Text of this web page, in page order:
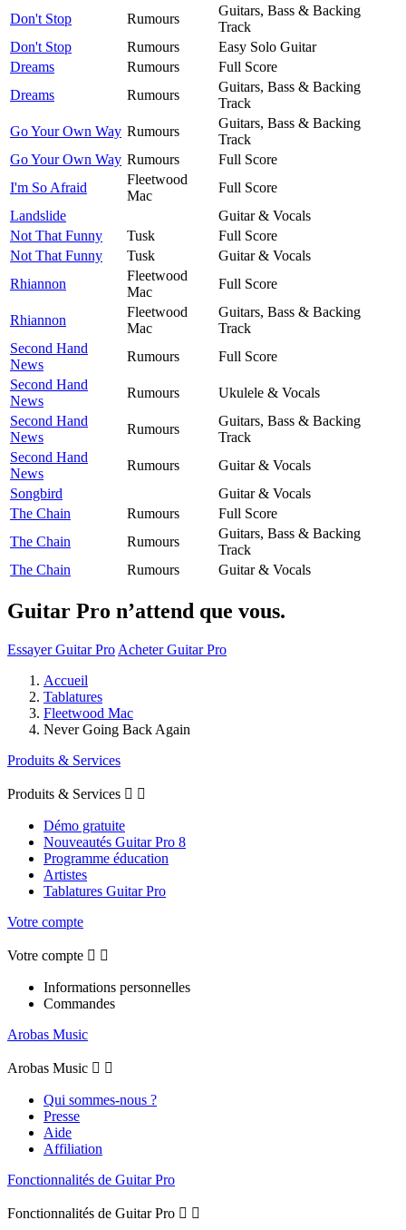
Don't Stop
Rumours
Guitars, Bass & Backing
Track
Don't Stop
Rumours
Easy Solo Guitar
Dreams
Rumours
Full Score
Dreams
Rumours
Guitars, Bass & Backing
Track
Go Your Own Way Rumours
Guitars, Bass & Backing
Track
Go Your Own Way Rumours
Full Score
I'm So Afraid
Fleetwood
Mac
Full Score
Landslide
Guitar & Vocals
Not That Funny
Tusk
Full Score
Not That Funny
Tusk
Guitar & Vocals
Rhiannon
Fleetwood
Mac
Full Score
Rhiannon
Fleetwood
Mac
Guitars, Bass & Backing
Track
Second Hand
News
Rumours
Full Score
Second Hand
News
Rumours
Ukulele & Vocals
Second Hand
News
Rumours
Guitars, Bass & Backing
Track
Second Hand
News
Rumours
Guitar & Vocals
Songbird
Guitar & Vocals
The Chain
Rumours
Full Score
The Chain
Rumours
Guitars, Bass & Backing
Track
The Chain
Rumours Guitar & Vocals
Guitar Pro n’attend que vous.
Essayer Guitar Pro Acheter Guitar Pro
Accueil
Tablatures
Fleetwood Mac
Never Going Back Again
Produits & Services
Produits & Services  
Démo gratuite
Nouveautés Guitar Pro 8
Programme éducation
Artistes
Tablatures Guitar Pro
Votre compte
Votre compte  
Informations personnelles
Commandes
Arobas Music
Arobas Music  
Qui sommes-nous ?
Presse
Aide
Affiliation
Fonctionnalités de Guitar Pro
Fonctionnalités de Guitar Pro  